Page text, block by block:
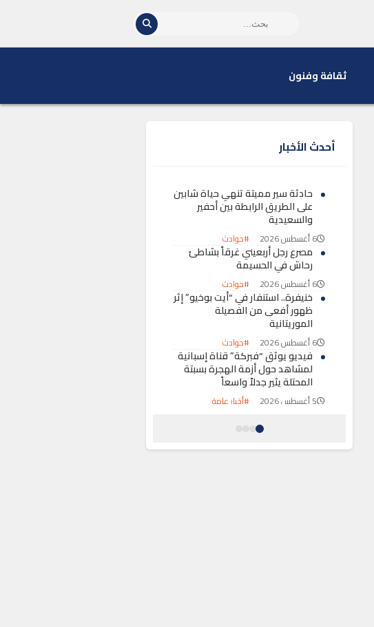
ثقافة وفنون
أحدث الأخبار
حادثة سير مميتة تنهي حياة شابين
على الطريق الرابطة بين أحفير
والسعيدية
6 أغسطس 2026 #حوادث
مصرع رجل أربعيني غرقاً بشاطئ
رحاش في الحسيمة
6 أغسطس 2026 #حوادث
خنيفرة.. استنفار في “أيت بوخيو” إثر
ظهور أفعى من الفصيلة
الموريتانية
6 أغسطس 2026 #حوادث
فيديو يوثق “فبركة” قناة إسبانية
لمشاهد حول أزمة الهجرة بسبتة
المحتلة يثير جدلاً واسعاً
5 أغسطس 2026 #أخبار عامة
“الفيفا” لتعزيز الحوكمة ومراجعة